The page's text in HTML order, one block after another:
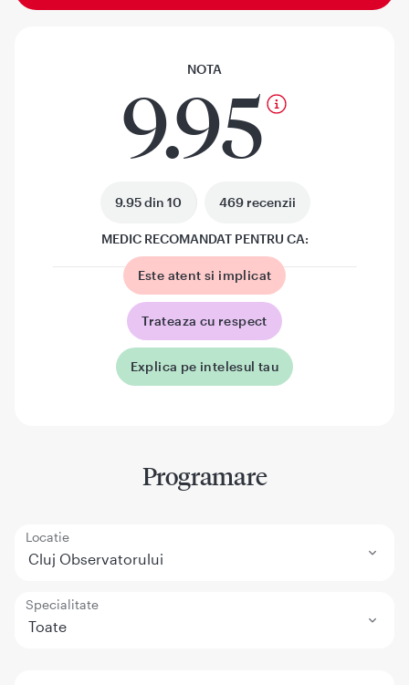
NOTA
9.95
9.95 din 10 469 recenzii
MEDIC RECOMANDAT PENTRU CA:
Este atent si implicat
Trateaza cu respect
Explica pe intelesul tau
Programare
Locatie
Cluj Observatorului
Specialitate
Toate